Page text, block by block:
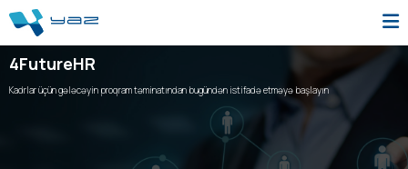
4FutureHR
Kadrlar üçün gələcəyin proqram təminatından bugündən istifadə etməyə başlayın